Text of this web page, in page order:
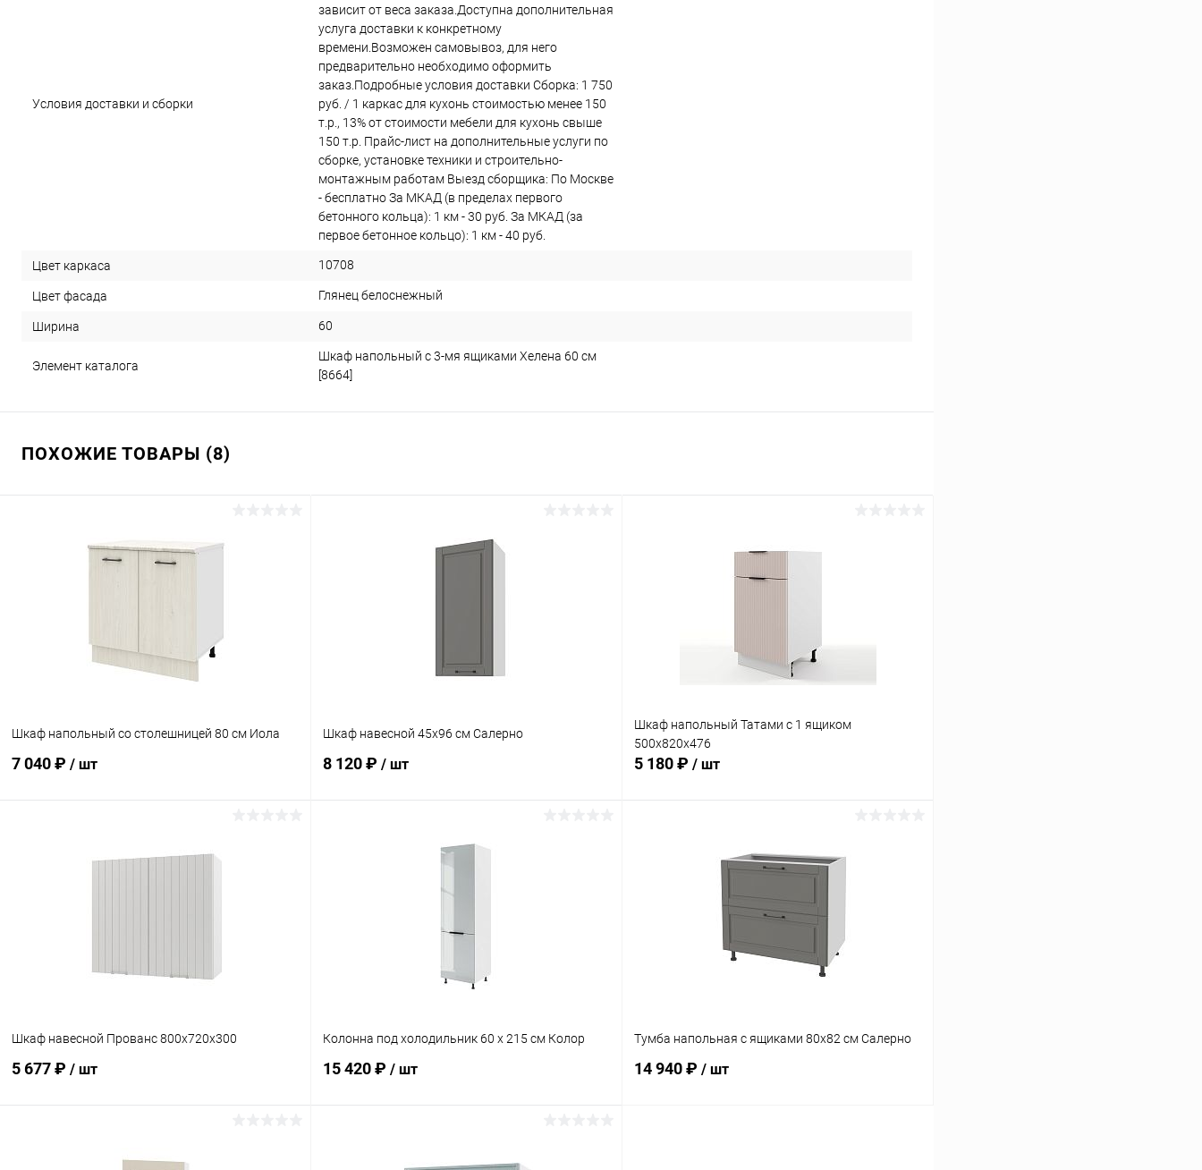
Условия доставки и сборки
зависит от веса заказа.Доступна дополнительная
услуга доставки к конкретному
времени.Возможен самовывоз, для него
предварительно необходимо оформить
заказ.Подробные условия доставки Сборка: 1 750
руб. / 1 каркас для кухонь стоимостью менее 150
т.р., 13% от стоимости мебели для кухонь свыше
150 т.р. Прайс-лист на дополнительные услуги по
сборке, установке техники и строительно-
монтажным работам Выезд сборщика: По Москве
- бесплатно За МКАД (в пределах первого
бетонного кольца): 1 км - 30 руб. За МКАД (за
первое бетонное кольцо): 1 км - 40 руб.
Цвет каркаса 10708
Цвет фасада Глянец белоснежный
Ширина 60
Элемент каталога
Шкаф напольный с 3-мя ящиками Хелена 60 см
[8664]
ПОХОЖИЕ ТОВАРЫ (8)
Шкаф напольный со столешницей 80 см Иола
7 040 ₽ / шт
Шкаф навесной 45х96 см Салерно
8 120 ₽ / шт
Шкаф напольный Татами с 1 ящиком
500х820х476
5 180 ₽ / шт
Купить в 1 клик
В наличии
Шкаф навесной Прованс 800х720х300
5 677 ₽ / шт
Колонна под холодильник 60 х 215 см Колор
15 420 ₽ / шт
Тумба напольная с ящиками 80х82 см Салерно
14 940 ₽ / шт